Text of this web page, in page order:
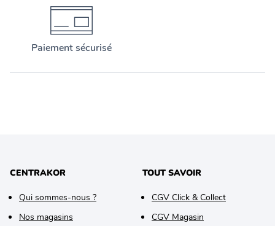
Paiement sécurisé
CENTRAKOR
Qui sommes-nous ?
Nos magasins
TOUT SAVOIR
CGV Click & Collect
CGV Magasin